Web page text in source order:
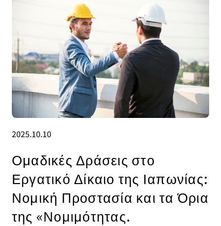
2025.10.10
Ομαδικές Δράσεις στο
Εργατικό Δίκαιο της Ιαπωνίας:
Νομική Προστασία και τα Όρια
της «Νομιμότητας.